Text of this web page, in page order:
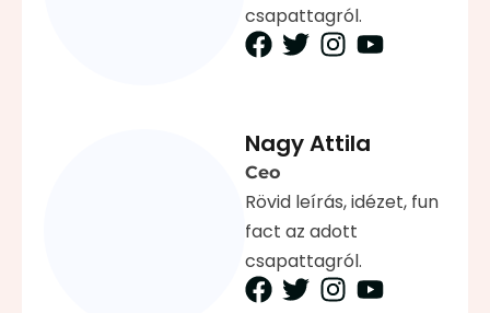
csapattagról.
Nagy Attila
Ceo
Rövid leírás, idézet, fun
fact az adott
csapattagról.